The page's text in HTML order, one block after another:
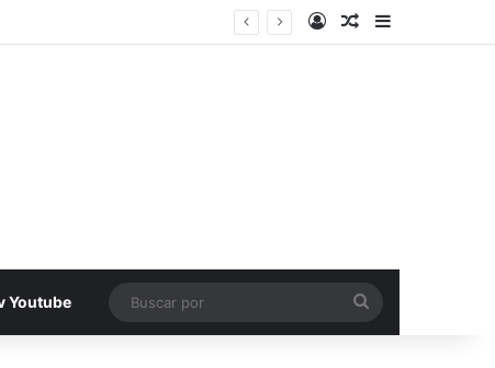
de Antofagasta AccesoPublicacion al
Barra lateral
Youtube
por